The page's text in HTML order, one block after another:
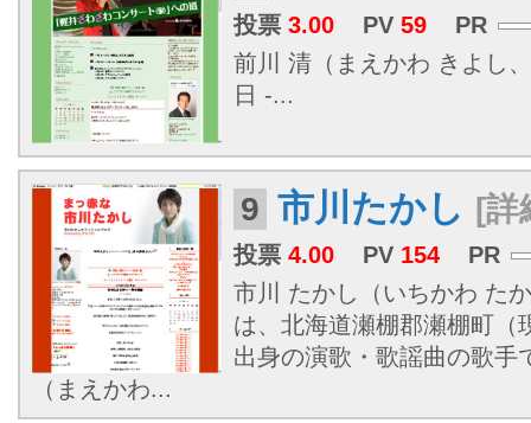
投票 3.00 PV 59
PR
前川 清（まえかわ きよし
日 -...
9 市川たかし [詳
投票 4.00 PV 154
PR
市川 たかし（いちかわ た
は、北海道瀬棚郡瀬棚町（
出身の演歌・歌謡曲の歌手
（まえかわ...